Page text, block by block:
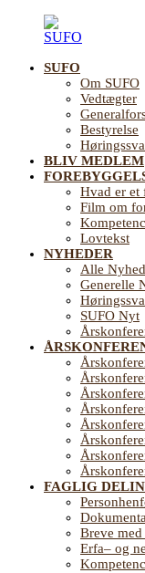
Landsforening
Sundhedsfremme
Forebyggelse
ældreområdet
SUFO
Om SUFO
Vedtægter
Bestyrelse
BLIV MEDLEM
Hvad er et
Film om
Lovtekst
NYHEDER
Alle
Generelle
SUFO Nyt
FAGLIG
Breve
Erfa– og